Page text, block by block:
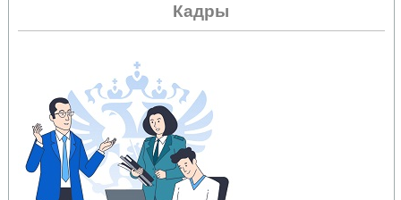
Кадры